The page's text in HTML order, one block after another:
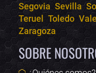
Segovia Sevilla
Teruel
Toledo
Zaragoza
SOBRE